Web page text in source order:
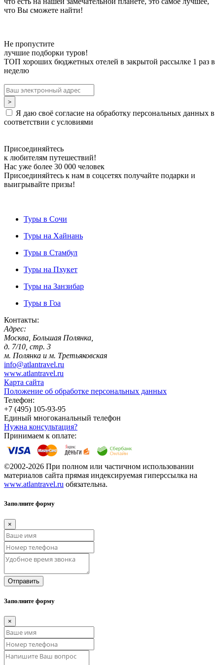
что Вы сможете найти!
Не пропустите
лучшие подборки туров!
ТОП хороших бюджетных отелей в закрытой рассылке 1 раз в
неделю
Я даю своё согласие на обработку персональных данных в
соответствии с условиями
Присоединяйтесь
к любителям путешествий!
Нас уже более 30 000 человек
Присоединяйтесь к нам в соцсетях получайте подарки и
выигрывайте призы!
Туры в Сочи
Туры на Хайнань
Туры в Стамбул
Туры на Пхукет
Туры на Занзибар
Туры в Гоа
Контакты:
Адрес:
Москва, Большая Полянка,
д. 7/10, стр. 3
м. Полянка и м. Третьяковская
info@atlantravel.ru
www.atlantravel.ru
Карта сайта
Положение об обработке персональных данных
Телефон:
+7 (495) 105-93-95
Единый многоканальный телефон
Нужна консультация?
Принимаем к оплате:
©2002-2026 При полном или частичном использовании
материалов сайта прямая индексируемая гиперссылка на
www.atlantravel.ru обязательна.
Заполните форму
×
Отправить
Заполните форму
×